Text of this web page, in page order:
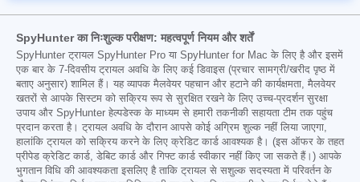
SpyHunter का निःशुल्क परीक्षण: महत्वपूर्ण नियम और शर्तें
SpyHunter ट्रायल SpyHunter Pro या SpyHunter for Mac के लिए है और इसमें
एक बार के 7-दिवसीय ट्रायल अवधि के लिए कई डिवाइस (प्रचार सामग्री/खरीद पृष्ठ में
बताए अनुसार) शामिल हैं। यह व्यापक मैलवेयर पहचान और हटाने की कार्यक्षमता, मैलवेयर
खतरों से आपके सिस्टम को सक्रिय रूप से सुरक्षित रखने के लिए उच्च-प्रदर्शन सुरक्षा
उपाय और SpyHunter हेल्पडेस्क के माध्यम से हमारी तकनीकी सहायता टीम तक पहुंच
प्रदान करता है। ट्रायल अवधि के दौरान आपसे कोई अग्रिम शुल्क नहीं लिया जाएगा,
हालांकि ट्रायल को सक्रिय करने के लिए क्रेडिट कार्ड आवश्यक है। (इस ऑफर के तहत
प्रीपेड क्रेडिट कार्ड, डेबिट कार्ड और गिफ्ट कार्ड स्वीकार नहीं किए जा सकते हैं।) आपके
भुगतान विधि की आवश्यकता इसलिए है ताकि ट्रायल से सशुल्क सदस्यता में परिवर्तन के